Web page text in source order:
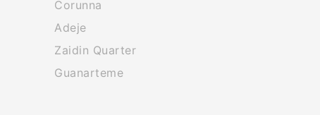
Corunna
Adeje
Zaidin Quarter
Guanarteme